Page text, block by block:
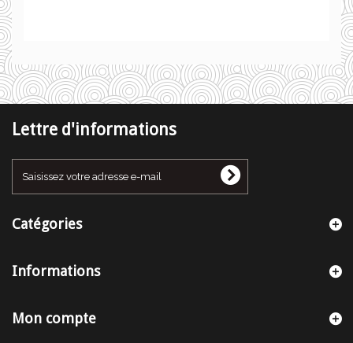
Lettre d'informations
Catégories
Informations
Mon compte